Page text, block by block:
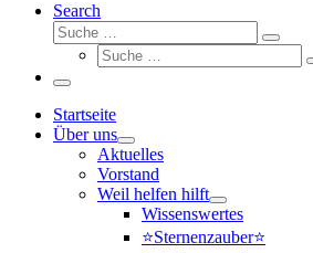
Search
Suche
Suche
Suche
Menü
Startseite
Über uns
Aktuelles
Vorstand
Weil helfen hilft
Wissenswertes
⭐Sternenzauber⭐